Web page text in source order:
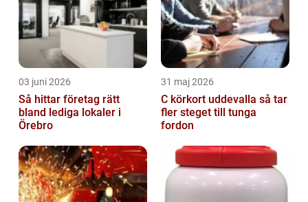
03 juni 2026
Så hittar företag rätt
bland lediga lokaler i
Örebro
31 maj 2026
C körkort uddevalla så tar
fler steget till tunga
fordon